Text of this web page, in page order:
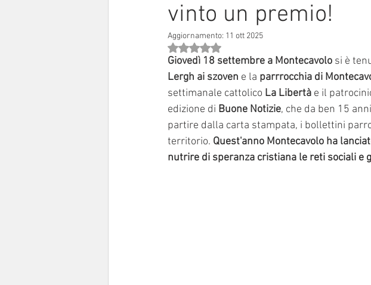
Sinodo 2021-23 Anziani e ammalati
vinto un premio!
Aggiornamento: 11 ott 2025
Valutazione NaN stelle su 5.
Giovedì 18 settembre a Montecavolo si è
Lergh ai szoven e la parrrocchia di
settimanale cattolico La Libertà e il
edizione di Buone Notizie, che da ben 15
partire dalla carta stampata, i bollettini
territorio. Quest'anno Montecavolo ha
nutrire di speranza cristiana le reti sociali e